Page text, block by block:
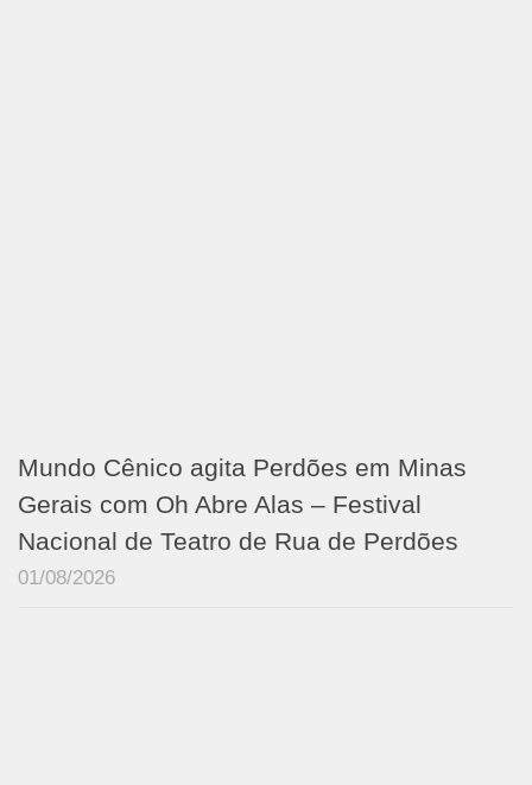
Mundo Cênico agita Perdões em Minas
Gerais com Oh Abre Alas – Festival
Nacional de Teatro de Rua de Perdões
01/08/2026